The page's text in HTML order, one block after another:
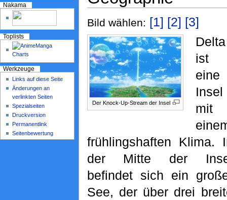
Bild wählen: [1] [2] [3]
Der Knock-Up-Stream der Insel
Delta
ist
eine
Insel
mit
frühlingshaften Klima.
der Mitte der
befindet sich ein
See, der über drei
Nakama
Toplists
Werkzeuge
Links auf diese Seite
Änderungen an
verlinkten Seiten
Spezialseiten
Druckversion
Permanentlink
Seitenbewertung